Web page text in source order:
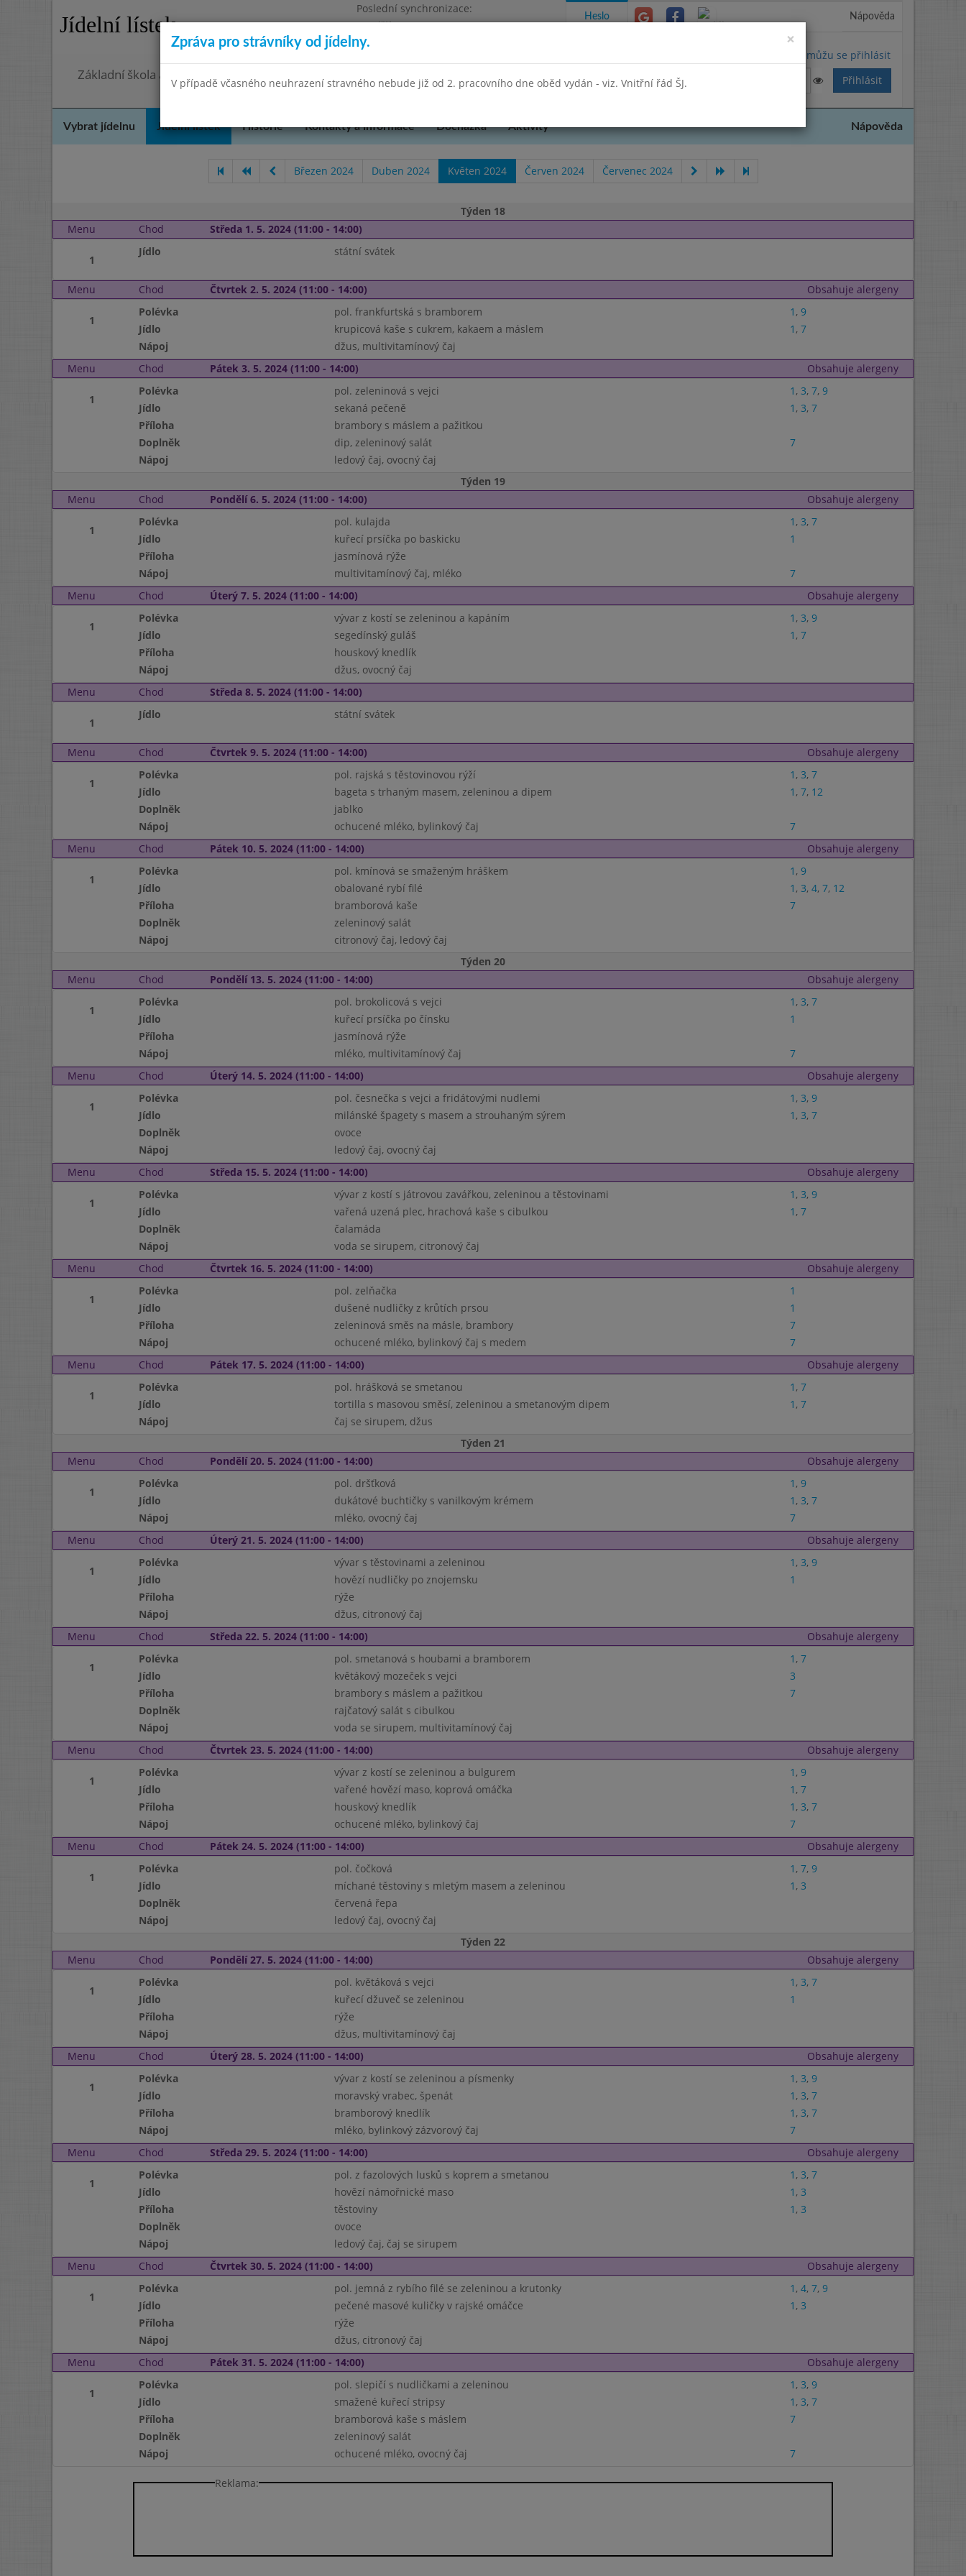
Jídelní lístek
Poslední synchronizace:
Pondělí 27.7.2026 13:26
Omezení objednávek
Základní škola a Mateřská škola, Praha 4, Ohradní 49
Heslo Nápověda
Nemůžu se přihlásit
Vybrat jídelnu Jídelní lístek Historie Kontakty a informace Docházka Aktivity Nápověda
Březen 2024 Duben 2024 Květen 2024 Červen 2024 Červenec 2024
Týden 18
Menu
Chod Středa 1. 5. 2024 (11:00 - 14:00)
1
Jídlo státní svátek
Menu Chod Čtvrtek 2. 5. 2024 (11:00 - 14:00) Obsahuje alergeny
1
Polévka pol. frankfurtská s bramborem 1 , 9
Jídlo
krupicová kaše s cukrem, kakaem a máslem 1 , 7
Nápoj
džus, multivitamínový čaj
Menu
Chod Pátek 3. 5. 2024 (11:00 - 14:00) Obsahuje alergeny
1
Polévka pol. zeleninová s vejci 1 , 3, 7, 9
Jídlo
sekaná pečeně 1 , 3, 7
Příloha
brambory s máslem a pažitkou
Doplněk
dip, zeleninový salát
7
Nápoj
ledový čaj, ovocný čaj
Týden 19
Menu
Chod Pondělí 6. 5. 2024 (11:00 - 14:00) Obsahuje alergeny
1
Polévka pol. kulajda 1 , 3, 7
Jídlo
kuřecí prsíčka po baskicku
1
Příloha
jasmínová rýže
Nápoj
multivitamínový čaj, mléko
7
Menu
Chod Úterý 7. 5. 2024 (11:00 - 14:00) Obsahuje alergeny
1
Polévka vývar z kostí se zeleninou a kapáním 1 , 3, 9
Jídlo
segedínský guláš 1 , 7
Příloha
houskový knedlík
Nápoj
džus, ovocný čaj
Menu
Chod Středa 8. 5. 2024 (11:00 - 14:00)
1
Jídlo státní svátek
Menu Chod Čtvrtek 9. 5. 2024 (11:00 - 14:00) Obsahuje alergeny
1
Polévka pol. rajská s těstovinovou rýží 1 , 3, 7
Jídlo
bageta s trhaným masem, zeleninou a dipem 1 , 7, 12
Doplněk
jablko
Nápoj
ochucené mléko, bylinkový čaj
7
Menu
Chod Pátek 10. 5. 2024 (11:00 - 14:00) Obsahuje alergeny
1
Polévka pol. kmínová se smaženým hráškem 1 , 9
Jídlo
obalované rybí filé 1 , 3, 4, 7, 12
Příloha
bramborová kaše
7
Doplněk
zeleninový salát
Nápoj
citronový čaj, ledový čaj
Týden 20
Menu
Chod Pondělí 13. 5. 2024 (11:00 - 14:00) Obsahuje alergeny
1
Polévka pol. brokolicová s vejci 1 , 3, 7
Jídlo
kuřecí prsíčka po čínsku
1
Příloha
jasmínová rýže
Nápoj
mléko, multivitamínový čaj
7
Menu
Chod Úterý 14. 5. 2024 (11:00 - 14:00) Obsahuje alergeny
1
Polévka pol. česnečka s vejci a fridátovými nudlemi 1 , 3, 9
Jídlo
milánské špagety s masem a strouhaným sýrem 1 , 3, 7
Doplněk
ovoce
Nápoj
ledový čaj, ovocný čaj
Menu
Chod Středa 15. 5. 2024 (11:00 - 14:00) Obsahuje alergeny
1
Polévka vývar z kostí s játrovou zavářkou, zeleninou a těstovinami 1 , 3, 9
Jídlo
vařená uzená plec, hrachová kaše s cibulkou 1 , 7
Doplněk
čalamáda
Nápoj
voda se sirupem, citronový čaj
Menu
Chod Čtvrtek 16. 5. 2024 (11:00 - 14:00) Obsahuje alergeny
1
Polévka pol. zelňačka
1
Jídlo
dušené nudličky z krůtích prsou
1
Příloha
zeleninová směs na másle, brambory
7
Nápoj
ochucené mléko, bylinkový čaj s medem
7
Menu
Chod Pátek 17. 5. 2024 (11:00 - 14:00) Obsahuje alergeny
1
Polévka pol. hrášková se smetanou 1 , 7
Jídlo
tortilla s masovou směsí, zeleninou a smetanovým dipem 1 , 7
Nápoj
čaj se sirupem, džus
Týden 21
Menu
Chod Pondělí 20. 5. 2024 (11:00 - 14:00) Obsahuje alergeny
1
Polévka pol. dršťková 1 , 9
Jídlo
dukátové buchtičky s vanilkovým krémem 1 , 3, 7
Nápoj
mléko, ovocný čaj
7
Menu
Chod Úterý 21. 5. 2024 (11:00 - 14:00) Obsahuje alergeny
1
Polévka vývar s těstovinami a zeleninou 1 , 3, 9
Jídlo
hovězí nudličky po znojemsku
1
Příloha
rýže
Nápoj
džus, citronový čaj
Menu
Chod Středa 22. 5. 2024 (11:00 - 14:00) Obsahuje alergeny
1
Polévka pol. smetanová s houbami a bramborem 1 , 7
Jídlo
květákový mozeček s vejci
3
Příloha
brambory s máslem a pažitkou
7
Doplněk
rajčatový salát s cibulkou
Nápoj
voda se sirupem, multivitamínový čaj
Menu
Chod Čtvrtek 23. 5. 2024 (11:00 - 14:00) Obsahuje alergeny
1
Polévka vývar z kostí se zeleninou a bulgurem 1 , 9
Jídlo
vařené hovězí maso, koprová omáčka 1 , 7
Příloha
houskový knedlík 1 , 3, 7
Nápoj
ochucené mléko, bylinkový čaj
7
Menu
Chod Pátek 24. 5. 2024 (11:00 - 14:00) Obsahuje alergeny
1
Polévka pol. čočková 1 , 7, 9
Jídlo
míchané těstoviny s mletým masem a zeleninou 1 , 3
Doplněk
červená řepa
Nápoj
ledový čaj, ovocný čaj
Týden 22
Menu
Chod Pondělí 27. 5. 2024 (11:00 - 14:00) Obsahuje alergeny
1
Polévka pol. květáková s vejci 1 , 3, 7
Jídlo
kuřecí džuveč se zeleninou
1
Příloha
rýže
Nápoj
džus, multivitamínový čaj
Menu
Chod Úterý 28. 5. 2024 (11:00 - 14:00) Obsahuje alergeny
1
Polévka vývar z kostí se zeleninou a písmenky 1 , 3, 9
Jídlo
moravský vrabec, špenát 1 , 3, 7
Příloha
bramborový knedlík 1 , 3, 7
Nápoj
mléko, bylinkový zázvorový čaj
7
Menu
Chod Středa 29. 5. 2024 (11:00 - 14:00) Obsahuje alergeny
1
Polévka pol. z fazolových lusků s koprem a smetanou 1 , 3, 7
Jídlo
hovězí námořnické maso 1 , 3
Příloha
těstoviny 1 , 3
Doplněk
ovoce
Nápoj
ledový čaj, čaj se sirupem
Menu
Chod Čtvrtek 30. 5. 2024 (11:00 - 14:00) Obsahuje alergeny
1
Polévka pol. jemná z rybího filé se zeleninou a krutonky 1 , 4, 7, 9
Jídlo
pečené masové kuličky v rajské omáčce 1 , 3
Příloha
rýže
Nápoj
džus, citronový čaj
Menu
Chod Pátek 31. 5. 2024 (11:00 - 14:00) Obsahuje alergeny
1
Polévka pol. slepičí s nudličkami a zeleninou 1 , 3, 9
Jídlo
smažené kuřecí stripsy 1 , 3, 7
Příloha
bramborová kaše s máslem
7
Doplněk
zeleninový salát
Nápoj
ochucené mléko, ovocný čaj 7
Reklama:
×
Zpráva pro strávníky od jídelny.
V případě včasného neuhrazení stravného nebude již od 2. pracovního dne oběd vydán - viz. Vnitřní řád ŠJ.